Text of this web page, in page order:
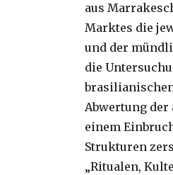
aus
Marktes die
und der
die
Abwertung
einem
Strukturen
„Ritualen,